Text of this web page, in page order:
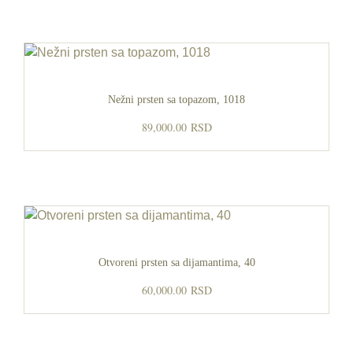
Nežni prsten sa topazom, 1018
89,000.00 RSD
Otvoreni prsten sa dijamantima, 40
60,000.00 RSD